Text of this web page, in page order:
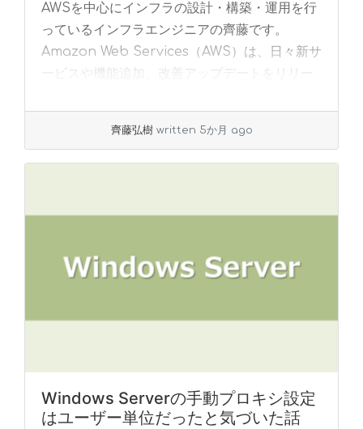
AWSを中心にインフラの設計・構築・運用を行
っているインフラエンジニアの齊藤です。
Amazon Web Services（AWS）は、日々新サ
ービスや機能追加、改善アップデートをリリー
齊藤弘樹 written 5か月 ago
Windows Serverの手動プロキシ設定
はユーザー単位だったと気づいた話